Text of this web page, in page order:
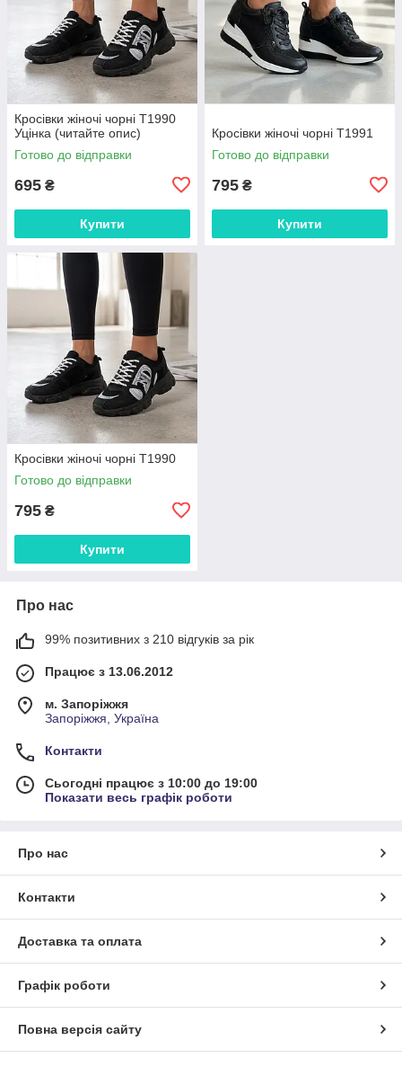
Кросівки жіночі чорні Т1990
Уцінка (читайте опис)
Готово до відправки
695 ₴
Купити
Кросівки жіночі чорні Т1991
Готово до відправки
795 ₴
Купити
Кросівки жіночі чорні Т1990
Готово до відправки
795 ₴
Купити
Про нас
99% позитивних з 210 відгуків за рік
Працює з 13.06.2012
м. Запоріжжя
Запоріжжя, Україна
Контакти
Сьогодні працює з 10:00 до 19:00
Показати весь графік роботи
Про нас
Контакти
Доставка та оплата
Графік роботи
Повна версія сайту